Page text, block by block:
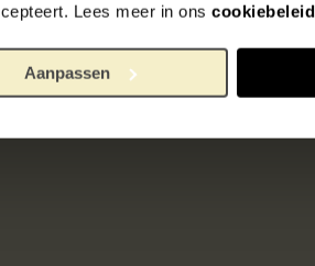
Lees meer in ons cookiebeleid
Aanpassen